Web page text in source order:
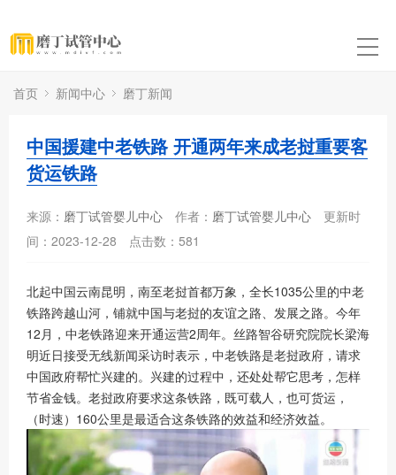
首页 新闻中心 磨丁新闻
中国援建中老铁路 开通两年来成老挝重要客
货运铁路
来源： 磨丁试管婴儿中心 作者： 磨丁试管婴儿中心
更新时
间：2023-12-28
点击数： 581
北起中国云南昆明，南至老挝首都万象，全长1035公里的中老
铁路跨越山河，铺就中国与老挝的友谊之路、发展之路。今年
12月，中老铁路迎来开通运营2周年。丝路智谷研究院院长梁海
明近日接受无线新闻采访时表示，中老铁路是老挝政府，请求
中国政府帮忙兴建的。兴建的过程中，还处处帮它思考，怎样
节省金钱。老挝政府要求这条铁路，既可载人，也可货运，
（时速）160公里是最适合这条铁路的效益和经济效益。